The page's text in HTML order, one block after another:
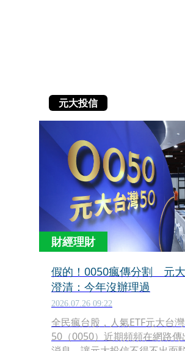
元大投信
財經理財
假的！0050瘋傳分割 元
澄清：今年沒辦理過
2026.07.26 09:22
全民瘋台股，人氣ETF元大台
50（0050）近期頻頻在網路傳